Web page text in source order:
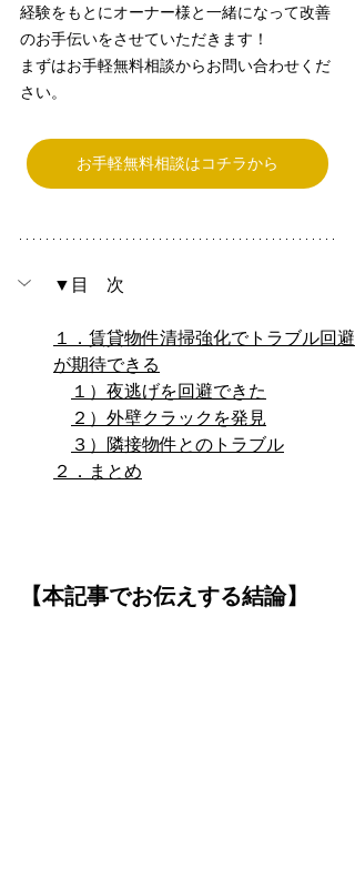
経験をもとにオーナー様と一緒になって改善
のお手伝いをさせていただきます！
まずはお手軽無料相談からお問い合わせくだ
さい。
お手軽無料相談はコチラから
▼目　次
１．賃貸物件清掃強化でトラブル回避
が期待できる
１）夜逃げを回避できた
２）外壁クラックを発見
３）隣接物件とのトラブル
２．まとめ
【本記事でお伝えする結論】